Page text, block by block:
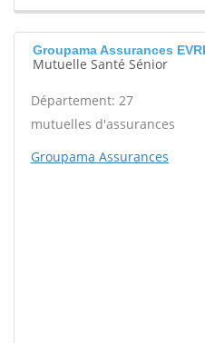
Groupama Assurances
Mutuelle Santé Sénior
Département: 27
mutuelles d'assurances
Groupama Assurances